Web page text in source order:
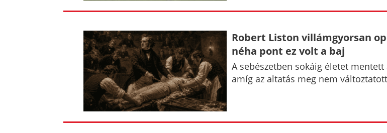
Robert Liston villámgyorsan
néha pont ez volt a baj
A sebészetben sokáig életet mentett
amíg az altatás meg nem